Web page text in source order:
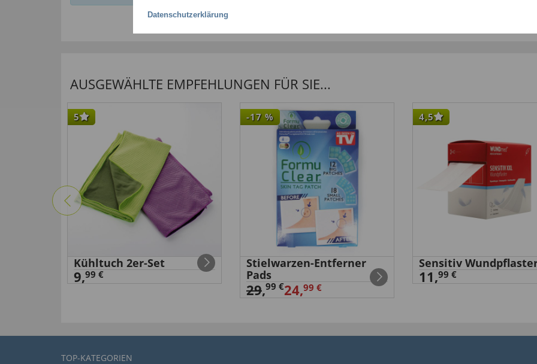
AUSGEWÄHLTE EMPFEHLUNGEN FÜR SIE...
5
Kühltuch 2er-Set
9,99 €
-17 %
Stielwarzen-Entferner
Pads
29,99 €24,99 €
4,5
Sensitiv
11,99 €
TOP-KATEGORIEN
Datenschutzerklärung